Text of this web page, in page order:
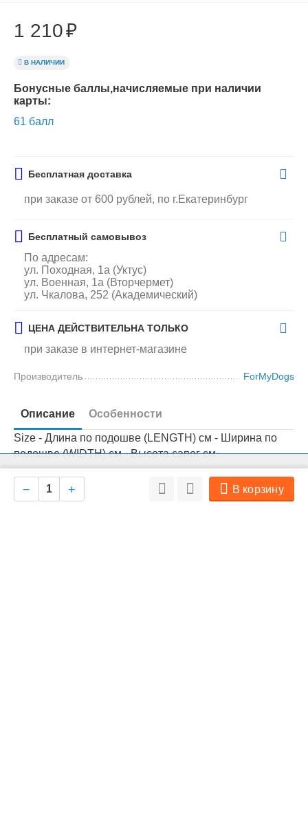
1 210₽
В НАЛИЧИИ
Бонусные баллы,начисляемые при наличии
карты:
61 балл
+
− В корзину
Бесплатная доставка
при заказе от 600 рублей, по г.Екатеринбург
Бесплатный самовывоз
По адресам:
ул. Походная, 1а (Уктус)
ул. Военная, 1а (Вторчермет)
ул. Чкалова, 252 (Академический)
ЦЕНА ДЕЙСТВИТЕЛЬНА ТОЛЬКО
при заказе в интернет-магазине
Производитель ForMyDogs
Описание Особенности
Size - Длина по подошве (LENGTH) см - Ширина по
подошве (WIDTH) см - Высота сапог см
2# - 4,80 - 3,50 - 6,50
3# - 5,50 - 4,00 - 8,50
технического характера. Совершая любые действия на сайте, вы
соглашаетесь с политикой обработки персональных данных
Ок